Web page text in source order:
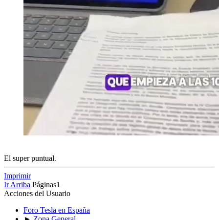
El super puntual.
Imprimir
Ir Arriba Páginas1
Acciones del Usuario
Foro Tesla en España